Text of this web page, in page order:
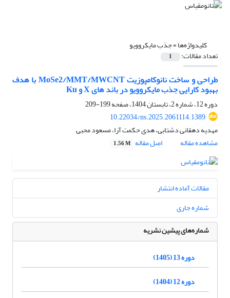
کلیدواژه‌ها =جذب مایکروویو
تعداد مقالات: 1
طراحی و ساخت نانوکامپوزیت MoSe2/MMT/MWCNT با هدف
بهبود کارایی جذب مایکروویو در باند های X و Ku
دوره 12، شماره 2، تابستان 1404، صفحه
199-209
10.22034/ns.2025.2061114.1389
مهدیه دهقانی دشتابی، هدی حکمت آرا، مسعود محبی
مشاهده مقاله
اصل مقاله 1.56 M
مقالات آماده انتشار
شماره جاری
شماره‌های پیشین نشریه
دوره 13 (1405)
دوره 12 (1404)